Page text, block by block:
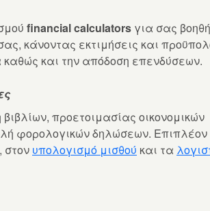
financial calculators για σας
κάνοντας εκτιμήσεις και
και την απόδοση επενδύσεων.
προετοιμασίας οικονομικών
φορολογικών δηλώσεων. Επιπλέον
, στον υπολογισμό μισθού και τα